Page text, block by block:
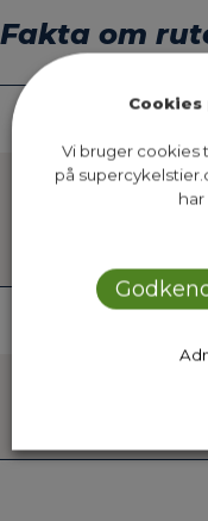
Fakta om
Forventet
Ruten
Vi bruger cookies
på
har